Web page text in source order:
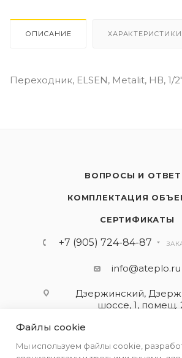
ОПИСАНИЕ ХАРАКТЕРИСТИКИ
Переходник, ELSEN, Metalit, НВ, 1/2",
ВОПРОСЫ И
КОМПЛЕКТАЦИЯ
СЕРТИФИКАТЫ
+7 (905) 724-84-87
info@ateplo.ru
Дзержинский,
шоссе, 1, помещ.
Файлы cookie
Мы используем файлы cookie,